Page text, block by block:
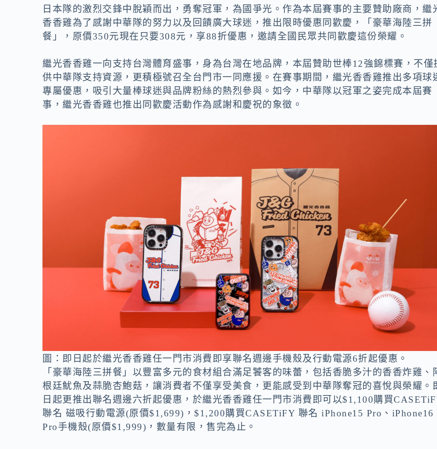
k
k
日本隊的激烈交鋒中脫穎而出，勇奪冠軍，為國爭光。作為本屆賽事的主要贊助廠商，繼
香香雞為了感謝中華隊的努力以及回饋廣大球迷，推出限時優惠同歡慶，「豪華海陸三拼
餐」，原價350元現在只要308元，享88折優惠，邀請全國民眾共同歡慶這份榮耀。
繼光香香雞一向支持台灣體育盛事，身為台灣在地品牌，本屆贊助世棒12強錦標賽，不僅
供中華隊支持資源，更積極號召全台門市一同應援。在賽事期間，繼光香香雞推出多項球
專屬優惠，吸引大量棒球迷與品牌粉絲的熱烈參與。如今，中華隊以冠軍之姿完成本屆賽
事，繼光香香雞也推出同歡慶活動作為感謝和慶祝的象徵。
圖：即日起於繼光香香雞任一門市消費即享聯名週邊手機殼及行動電源6折起優惠。
「豪華海陸三拼餐」以豐富多元的食材組合滿足饕客的味蕾，包括香脆多汁的香香炸雞、
根廷魷魚及蒜脆杏鮑菇，讓消費者不僅享受美食，更能感受到中華隊奪冠的喜悅與榮耀。
日起更推出聯名週邊六折起優惠，於繼光香香雞任一門市消費即可以$1,100購買
聯名 磁吸行動電源(原價$1,699)，$1,200購買CASETiFY 聯名 iPhone15 Pro、iPhone16
Pro手機殼(原價$1,999)，數量有限，售完為止。